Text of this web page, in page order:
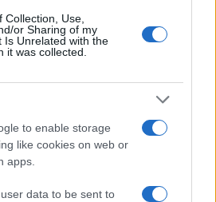
Use,
or Sharing of my
Is Unrelated with the
it was collected.
to enable storage
like cookies on web or
apps.
data to be sent to